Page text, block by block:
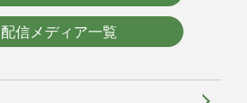
配信メディア一覧